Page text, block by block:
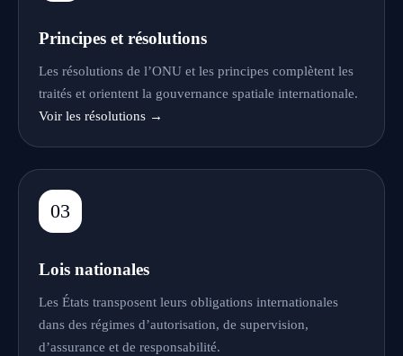
Principes et résolutions
Les résolutions de l’ONU et les principes complètent les
traités et orientent la gouvernance spatiale internationale.
Voir les résolutions →
03
Lois nationales
Les États transposent leurs obligations internationales
dans des régimes d’autorisation, de supervision,
d’assurance et de responsabilité.